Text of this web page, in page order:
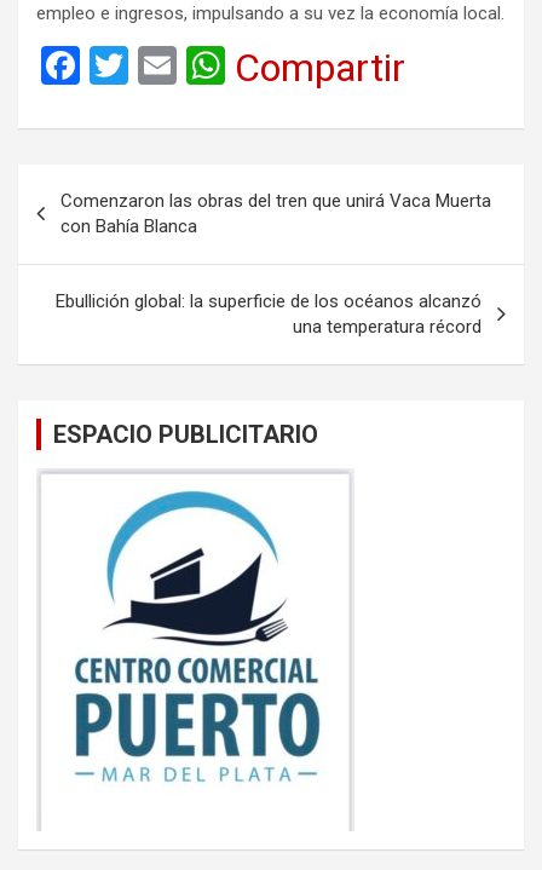
empleo e ingresos, impulsando a su vez la economía local.
F
ce
o
o
k
T
tt
E
ail
W
at
A
p
p
Compartir
de
entradas
Comenzaron las obras del tren que unirá Vaca Muerta
con Bahía Blanca
Ebullición global: la superficie de los océanos alcanzó
una temperatura récord
ESPACIO PUBLICITARIO